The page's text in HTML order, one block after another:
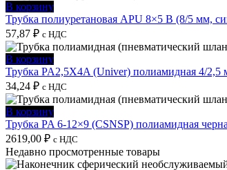
В корзину
Трубка полиуретановая APU 8×5 B (8/5 мм,
57,87 ₽ с НДС
В корзину
Трубка PA2,5X4A (Univer) полиамидная 4/2,5
34,24 ₽ с НДС
В корзину
Трубка PA 6-12×9 (CSNSP) полиамидная
2619,00 ₽ с НДС
Недавно просмотренные товары